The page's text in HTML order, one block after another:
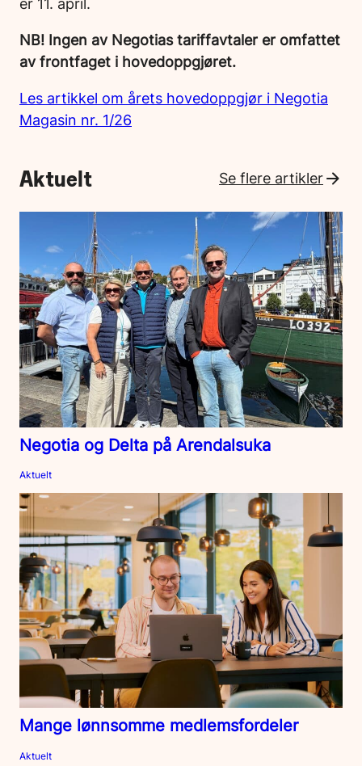
NB! Ingen av Negotias tariffavtaler er omfattet
av frontfaget i hovedoppgjøret.
Les artikkel om årets hovedoppgjør i Negotia
Magasin nr. 1/26
Aktuelt Se flere artikler
Negotia og Delta på Arendalsuka
Aktuelt
Mange lønnsomme medlemsfordeler
Aktuelt